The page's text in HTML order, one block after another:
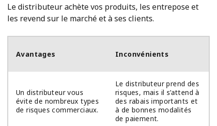
Le distributeur achète vos produits, les entrepose et
les revend sur le marché et à ses clients.
Avantages Inconvénients
Un distributeur vous
évite de nombreux types
de risques commerciaux.
Le distributeur prend des
risques, mais il s’attend à
des rabais importants et
à de bonnes modalités
de paiement.